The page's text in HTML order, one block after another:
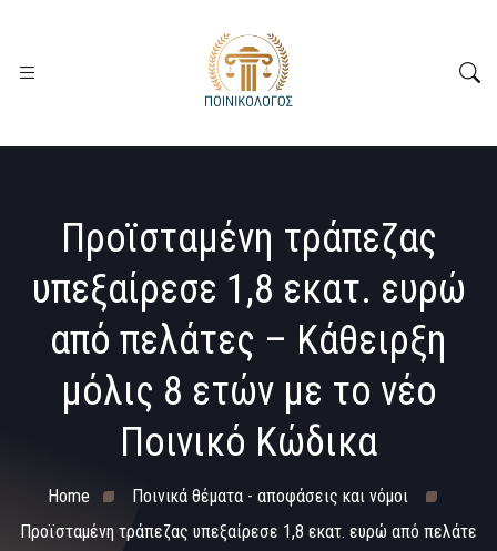
Προϊσταμένη τράπεζας
υπεξαίρεσε 1,8 εκατ. ευρώ
από πελάτες – Κάθειρξη
μόλις 8 ετών με το νέο
Ποινικό Κώδικα
Home
Ποινικά θέματα - αποφάσεις και νόμοι
Προϊσταμένη τράπεζας υπεξαίρεσε 1,8 εκατ. ευρώ από πελάτε